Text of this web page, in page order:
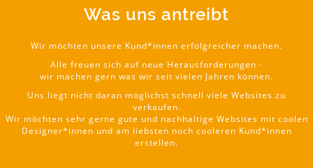
Was uns antreibt
Wir möchten unsere Kund*innen erfolgreicher machen.
Alle freuen sich auf neue Herausforderungen -
wir machen gern was wir seit vielen Jahren können.
Uns liegt nicht daran möglichst schnell viele Websites zu
verkaufen.
Wir möchten sehr gerne gute und nachhaltige Websites mit coolen
Designer*innen und am liebsten noch cooleren Kund*innen
erstellen.